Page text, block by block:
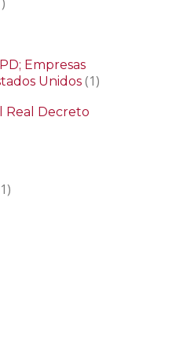
Empresas
Unidos (1)
Real Decreto